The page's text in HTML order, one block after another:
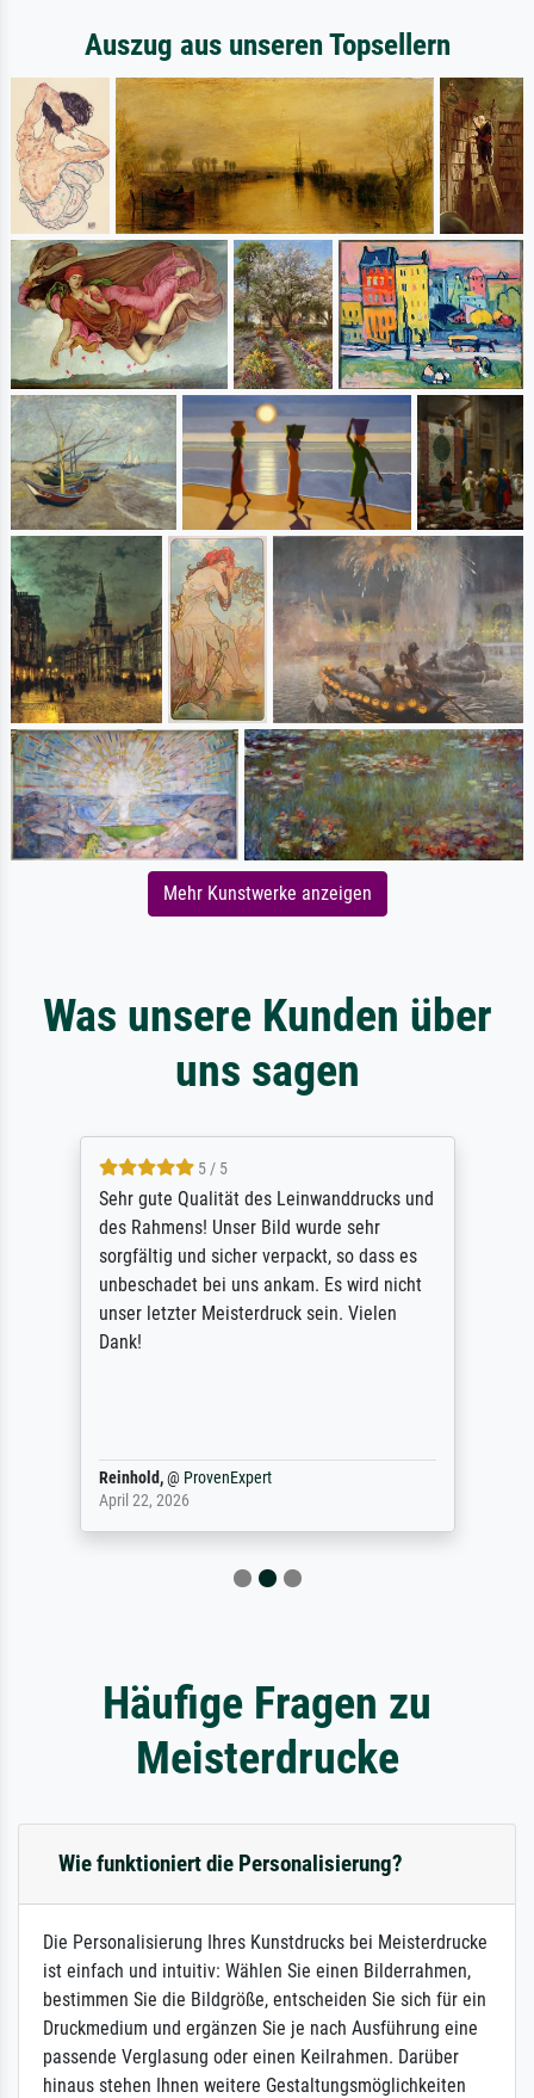
Auszug aus unseren Topsellern
Mehr Kunstwerke anzeigen
Was unsere Kunden über
uns sagen
5 / 5
Sehr gute Qualität des Leinwanddrucks und
des Rahmens! Unser Bild wurde sehr
sorgfältig und sicher verpackt, so dass es
unbeschadet bei uns ankam. Es wird nicht
unser letzter Meisterdruck sein. Vielen
Dank!
Reinhold,@ ProvenExpert
April 22, 2026
Häufige Fragen zu
Meisterdrucke
Wie funktioniert die Personalisierung?
Die Personalisierung Ihres Kunstdrucks bei Meisterdrucke
ist einfach und intuitiv: Wählen Sie einen Bilderrahmen,
bestimmen Sie die Bildgröße, entscheiden Sie sich für ein
Druckmedium und ergänzen Sie je nach Ausführung eine
passende Verglasung oder einen Keilrahmen. Darüber
hinaus stehen Ihnen weitere Gestaltungsmöglichkeiten